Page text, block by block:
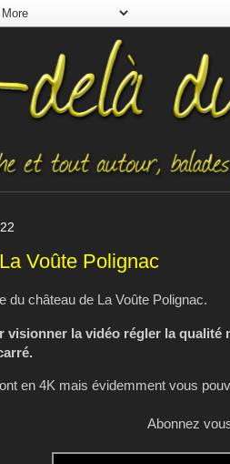
Voûte Polignac
du château de La Voûte Polignac.
visionner la vidéo régler la qualité
en 4K mais évidemment vous
Abonnez